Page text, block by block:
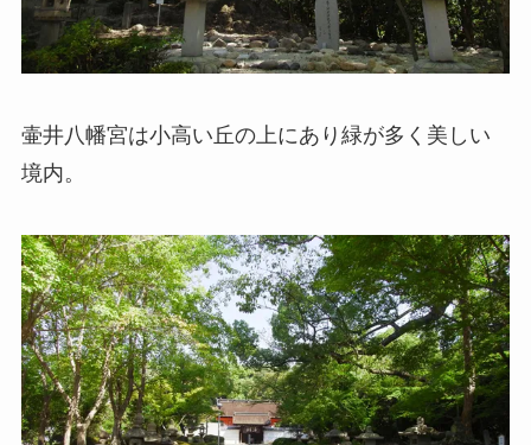
壷井八幡宮は小高い丘の上にあり緑が多く美しい
境内。